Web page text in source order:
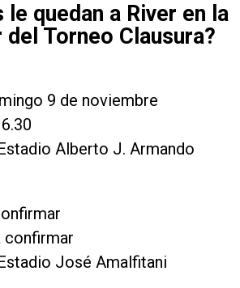
le quedan a River en la
Torneo Clausura?
9 de noviembre
Alberto J. Armando
confirmar
José Amalfitani